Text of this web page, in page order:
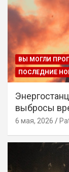
ВЫ МОГЛИ
ПОСЛЕДНИЕ
выбросы
6 мая, 2026